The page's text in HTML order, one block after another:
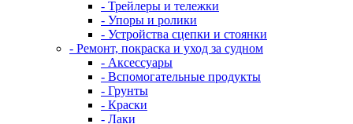
- Трейлеры и тележки
- Упоры и ролики
- Устройства сцепки и стоянки
- Ремонт, покраска и уход за судном
- Аксессуары
- Вспомогательные продукты
- Грунты
- Краски
- Лаки